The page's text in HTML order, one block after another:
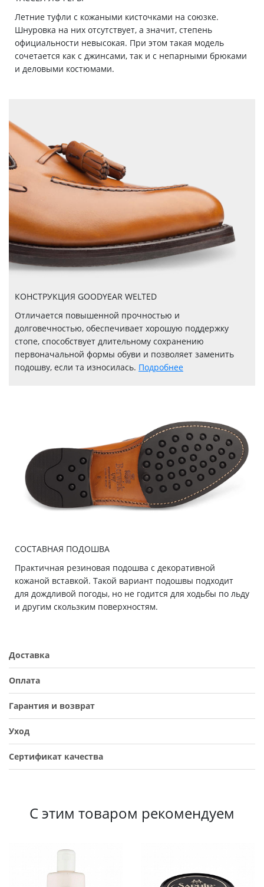
Летние туфли c кожаными кисточками на союзке.
Шнуровка на них отсутствует, а значит, степень
официальности невысокая. При этом такая модель
сочетается как с джинсами, так и с непарными брюками
и деловыми костюмами.
КОНСТРУКЦИЯ GOODYEAR WELTED
Отличается повышенной прочностью и
долговечностью, обеспечивает хорошую поддержку
стопе, способствует длительному сохранению
первоначальной формы обуви и позволяет заменить
подошву, если та износилась. Подробнее
СОСТАВНАЯ ПОДОШВА
Практичная резиновая подошва с декоративной
кожаной вставкой. Такой вариант подошвы подходит
для дождливой погоды, но не годится для ходьбы по льду
и другим скользким поверхностям.
Доставка
Оплата
Гарантия и возврат
Уход
Сертификат качества
С этим товаром рекомендуем